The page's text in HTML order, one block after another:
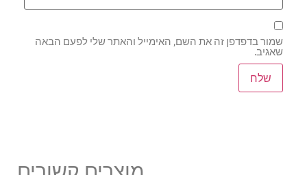
שמור בדפדפן זה את השם, האימייל והאתר שלי לפעם הבאה
שאגיב.